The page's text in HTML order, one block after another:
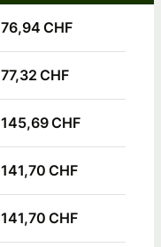
76,94 CHF
77,32 CHF
145,69 CHF
141,70 CHF
141,70 CHF